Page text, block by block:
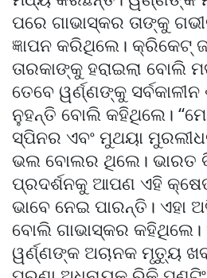
ପରେ ଗାଭାସ୍କର ତାଙ୍କୁ
ଜ୍ଞାପନ କରିଥିଲେ। କ୍ରି‌କେଟ୍
ତାରକାଙ୍କୁ ହରାଇଲା ବୋଲି
ତେବେ ୱର୍ଣ୍ଣଙ୍କୁ
ନୁହନ୍ତି ବୋଲି କହିଥିଲେ।
ସ୍ପିନର ଏବଂ ମୁଥୟା
ଭଲ ବୋଲର ଥିଲେ। ଭାରତ
ପ୍ରଦର୍ଶନକୁ ଆପଣ ଏହି
ଭାବେ ନେଇ ପାରନ୍ତି। ଏହା
ବୋଲି ଗାଭାସ୍କର
ୱର୍ଣ୍ଣଙ୍କ ଅଚାନକ ମୃତ୍ୟୁ